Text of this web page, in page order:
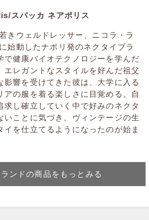
スパッカ ネアポリス
きウェルドレッサー、ニコラ・ラ
始動したナポリ発のネクタイブラ
で健康バイオテクノロジーを学んだ
エレガントなスタイルを好んだ祖父
影響を受けてきた彼は、大学に入る
アの服を着る楽しさに目覚める。自
求し確立していく中で好みのネクタ
いことに気づき、ヴィンテージの生
イを仕立てるようになったのが始ま
ンドの商品をもっとみる